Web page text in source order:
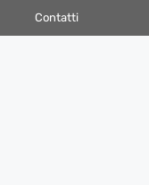
Contatti